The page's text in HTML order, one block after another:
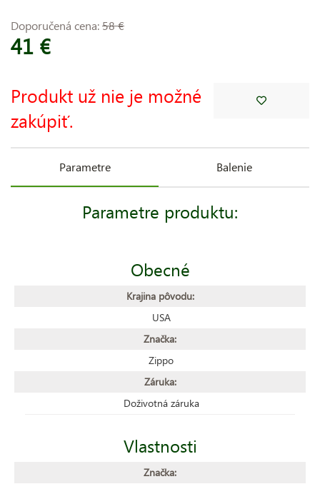
Doporučená cena:58 €
41 €
Produkt už nie je možné
zakúpiť.
Parametre Balenie
Parametre produktu:
Obecné
Krajina pôvodu:
USA
Značka:
Zippo
Záruka:
Doživotná záruka
Vlastnosti
Značka: